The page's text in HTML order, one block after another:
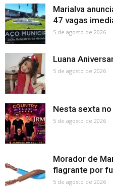
Marialva
47 vagas
5 de agosto de 2026
Luana
5 de agosto de 2026
Nesta sexta no
5 de agosto de 2026
Morador de
flagrante por
5 de agosto de 2026